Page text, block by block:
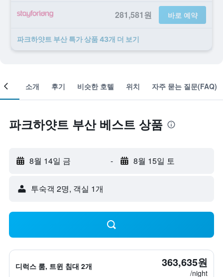
281,581원 바로 예약
파크하얏트 부산 ​특가 ​상품 43개 ​더 ​보기
객실 소개 후기 비슷한 호텔 위치 자주 묻는 질문(FAQ)
파크하얏트 부산 베스트 상품
8월 14일 금 - 8월 15일 토
​투숙객 2​명, ​객실 1개
디럭스 룸, 트윈 침대 2개 363,635원
/night